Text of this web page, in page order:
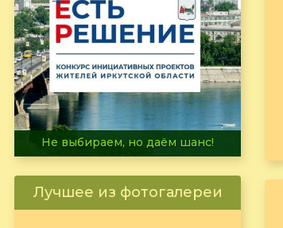
В огне не горит, в воде не тонет
Лучшее из фотогалереи